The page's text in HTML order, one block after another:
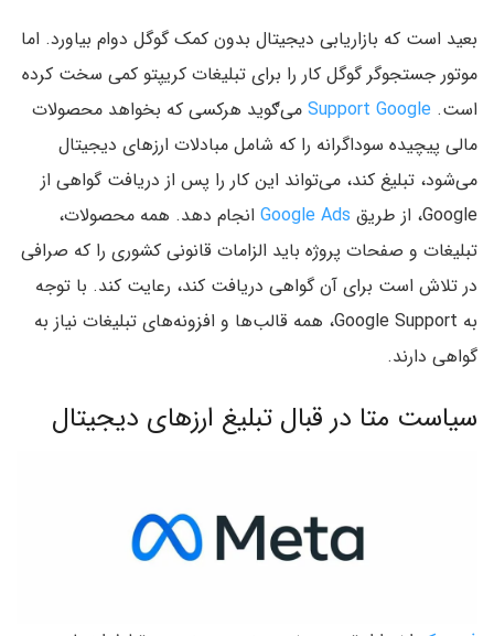
بعید است که بازاریابی دیجیتال بدون کمک گوگل دوام بیاورد. اما
موتور جستجوگر گوگل کار را برای تبلیغات کریپتو کمی سخت‌ کرده
است. Support Google
می‎‌ګوید هرکسی که بخواهد محصولات
مالی پیچیده سوداگرانه را که شامل مبادلات ارزهای دیجیتال
می‌شود، تبلیغ کند، می‌تواند این کار را پس از دریافت گواهی از
Google، از طریق
Google Ads انجام دهد. همه محصولات،
تبلیغات و صفحات پروژه باید الزامات قانونی کشوری را که صرافی
در تلاش است برای آن گواهی دریافت کند، رعایت کند. با توجه
به Google Support، همه قالب‌ها و افزونه‌های تبلیغات نیاز به
گواهی دارند.
سیاست متا در قبال تبلیغ ارزهای دیجیتال